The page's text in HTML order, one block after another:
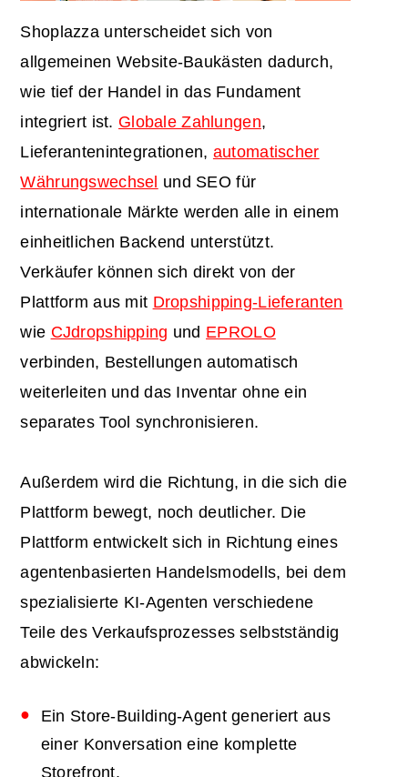
Shoplazza unterscheidet sich von
allgemeinen Website-Baukästen dadurch,
wie tief der Handel in das Fundament
integriert ist. Globale Zahlungen,
Lieferantenintegrationen, automatischer
Währungswechsel und SEO für
internationale Märkte werden alle in einem
einheitlichen Backend unterstützt.
Verkäufer können sich direkt von der
Plattform aus mit Dropshipping-Lieferanten
wie CJdropshipping und EPROLO
verbinden, Bestellungen automatisch
weiterleiten und das Inventar ohne ein
separates Tool synchronisieren.
Außerdem wird die Richtung, in die sich die
Plattform bewegt, noch deutlicher. Die
Plattform entwickelt sich in Richtung eines
agentenbasierten Handelsmodells, bei dem
spezialisierte KI-Agenten verschiedene
Teile des Verkaufsprozesses selbstständig
abwickeln:
Ein Store-Building-Agent generiert aus
einer Konversation eine komplette
Storefront.